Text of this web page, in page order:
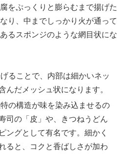
をぷっくりと膨らむまで揚げた
り、中までしっかり火が通って
るスポンジのような網目状にな
ることで、内部は細かいネッ
んだメッシュ状になります。
の構造が味を染み込ませるの
司の「皮」や、きつねうどん
ングとして有名です。細かく
ると、コクと香ばしさが加わ